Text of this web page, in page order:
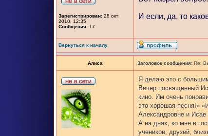
Зарегистрирован: 28 окт
2010, 12:35
Сообщения: 17
И если, да, то
Вернуться к началу
Алиса Заголовок сообщения: Re:
Я делаю это с
Вечер посвященный
кино. Им очень
это хорошая песня!»
Александровне и
А на днях, ко мне в
учеников, друзей,